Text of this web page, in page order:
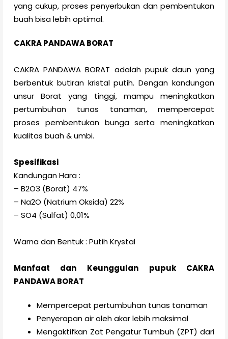
yang cukup, proses penyerbukan dan pembentukan
buah bisa lebih optimal.
CAKRA PANDAWA BORAT
CAKRA PANDAWA BORAT adalah pupuk daun yang
berbentuk butiran kristal putih. Dengan kandungan
unsur Borat yang tinggi, mampu meningkatkan
pertumbuhan tunas tanaman, mempercepat
proses pembentukan bunga serta meningkatkan
kualitas buah & umbi.
Spesifikasi
Kandungan Hara :
– B2O3 (Borat) 47%
– Na2O (Natrium Oksida) 22%
– SO4 (Sulfat) 0,01%
Warna dan Bentuk : Putih Krystal
Manfaat dan Keunggulan pupuk CAKRA
PANDAWA BORAT
Mempercepat pertumbuhan tunas tanaman
Penyerapan air oleh akar lebih maksimal
Mengaktifkan Zat Pengatur Tumbuh (ZPT) dari